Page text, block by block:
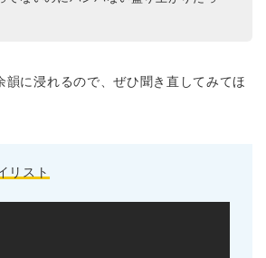
韻に浸れるので、ぜひ聞き直してみてほ
リスト